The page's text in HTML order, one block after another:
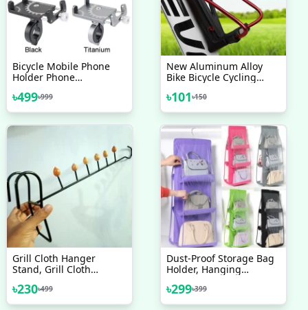
Bicycle Mobile Phone
Holder Phone
Moto Handlebar
Aluminum Alloy
Bicycle Accessories
৳499৳999
New Aluminum Alloy
Bike Bicycle Cycling
Holder Cage Bike
৳101৳150
Grill Cloth Hanger
Stand, Grill Cloth
Hanger Metal Coat Rack
৳230৳499
Dust-Proof Storage Bag
Holder, Hanging
Pocket Hanging
Organizer,
৳299৳399